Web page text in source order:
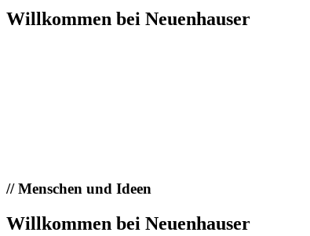
Willkommen bei Neuenhauser
//Menschen und Ideen
Willkommen bei Neuenhauser